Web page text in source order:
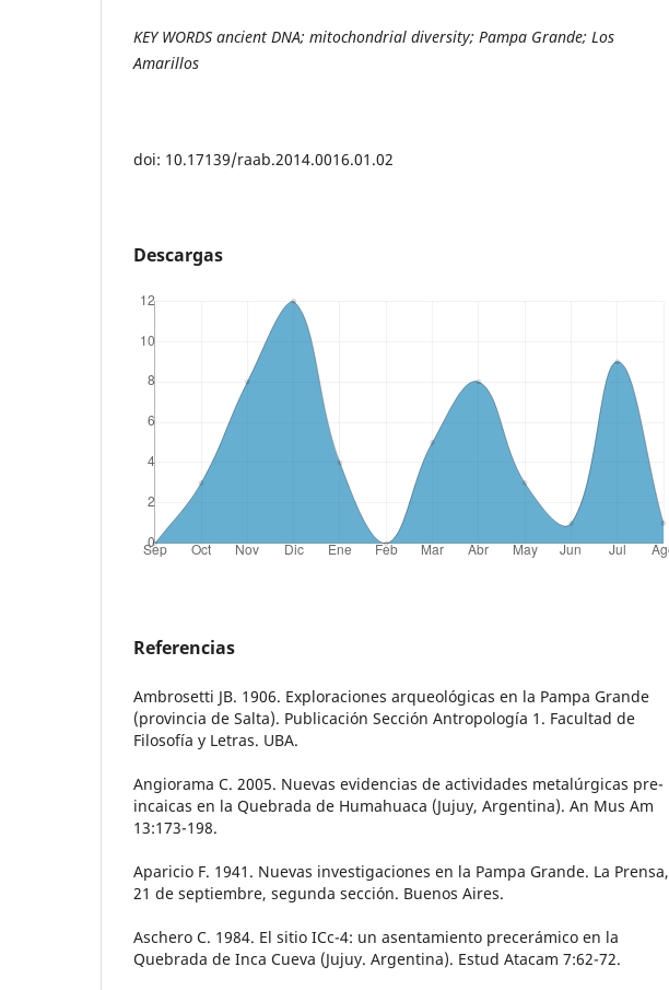
KEY WORDS ancient DNA; mitochondrial diversity; Pampa Grande; Los
Amarillos
doi: 10.17139/raab.2014.0016.01.02
Descargas
Referencias
Ambrosetti JB. 1906. Exploraciones arqueológicas en la Pampa Grande
(provincia de Salta). Publicación Sección Antropología 1. Facultad de
Filosofía y Letras. UBA.
Angiorama C. 2005. Nuevas evidencias de actividades metalúrgicas pre-
incaicas en la Quebrada de Humahuaca (Jujuy, Argentina). An Mus Am
13:173-198.
Aparicio F. 1941. Nuevas investigaciones en la Pampa Grande. La Prensa,
21 de septiembre, segunda sección. Buenos Aires.
Aschero C. 1984. El sitio ICc-4: un asentamiento precerámico en la
Quebrada de Inca Cueva (Jujuy. Argentina). Estud Atacam 7:62-72.